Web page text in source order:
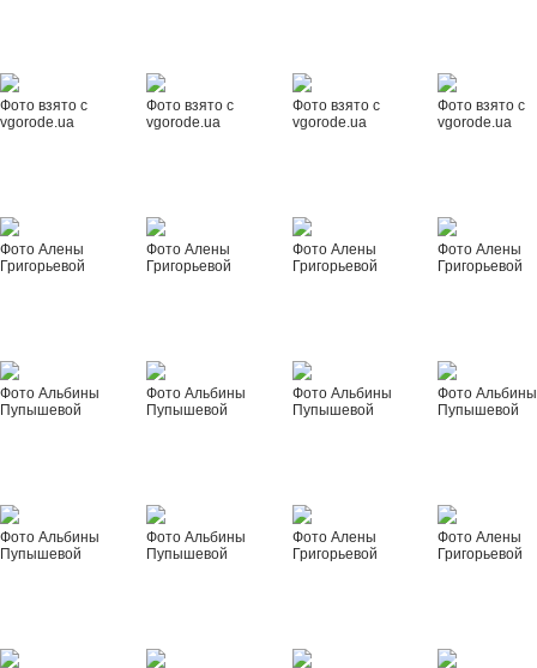
Фото взято с
vgorode.ua
Фото взято с
vgorode.ua
Фото взято с
vgorode.ua
Фото взято с
vgorode.ua
Фото Алены
Григорьевой
Фото Алены
Григорьевой
Фото Алены
Григорьевой
Фото Алены
Григорьевой
Фото Альбины
Пупышевой
Фото Альбины
Пупышевой
Фото Альбины
Пупышевой
Фото Альбины
Пупышевой
Фото Альбины
Пупышевой
Фото Альбины
Пупышевой
Фото Алены
Григорьевой
Фото Алены
Григорьевой